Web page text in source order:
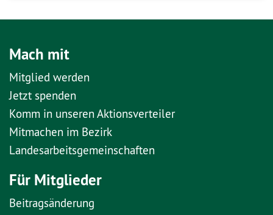
Mach mit
Mitglied werden
Jetzt spenden
Komm in unseren Aktionsverteiler
Mitmachen im Bezirk
Landesarbeitsgemeinschaften
Für Mitglieder
Beitragsänderung